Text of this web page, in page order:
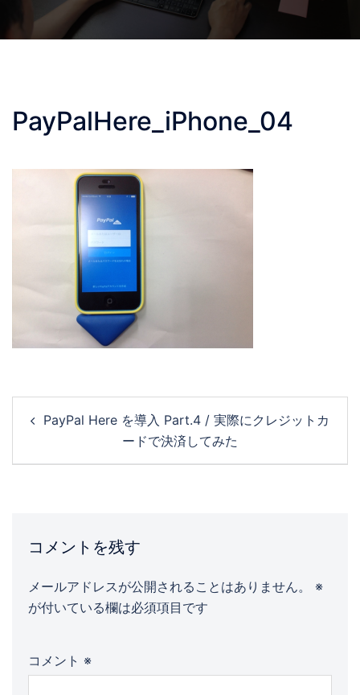
PayPalHere_iPhone_04
PayPal Here を導入 Part.4 / 実際にクレジットカ
ードで決済してみた
コメントを残す
メールアドレスが公開されることはありません。
※
が付いている欄は必須項目です
コメント ※